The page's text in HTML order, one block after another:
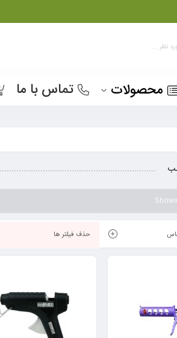
محصولات تماس با ما
حذف فیلتر ها